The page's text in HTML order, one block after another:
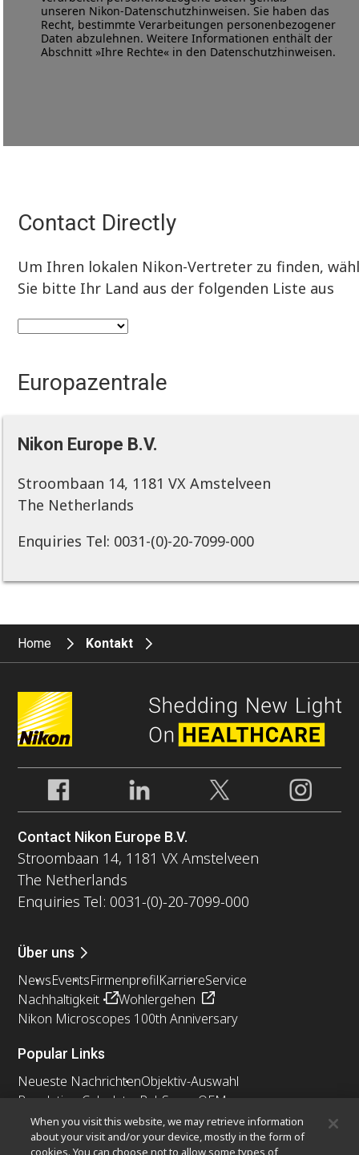
unseren Nikon-Datenschutzhinweisen. Sie haben das
Recht, bestimmte Verarbeitungen personenbezogener
Daten abzulehnen. Weitere Informationen enthält der
Abschnitt »Ihre Rechte« in den Datenschutzhinweisen.
Contact Directly
Um Ihren lokalen Nikon-Vertreter zu finden,
Sie bitte Ihr Land aus der folgenden Liste aus
Europazentrale
Nikon Europe B.V.
Stroombaan 14, 1181 VX Amstelveen
The Netherlands
Enquiries Tel: 0031-(0)-20-7099-000
Home Kontakt
Contact Nikon Europe B.V.
Stroombaan 14, 1181 VX Amstelveen
The Netherlands
Enquiries Tel: 0031-(0)-20-7099-000
Über uns
NewsEventsFirmenprofilKarriereService
Nachhaltigkeit
Wohlergehen
Nikon Microscopes 100th Anniversary
Popular Links
Neueste NachrichtenObjektiv-Auswahl
Resolution Calculator PubScope OEM
Nikon Small World
MicroscopyU
When you visit this website, we may retrieve information
about your visit and/or your device, mostly in the form of
cookies. You can choose not to allow some types of